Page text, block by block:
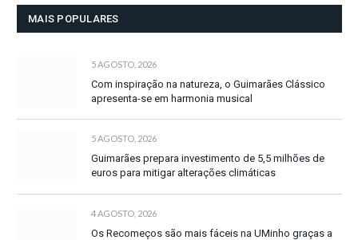
MAIS POPULARES
5 AGOSTO, 2026
Com inspiração na natureza, o Guimarães Clássico
apresenta-se em harmonia musical
5 AGOSTO, 2026
Guimarães prepara investimento de 5,5 milhões de
euros para mitigar alterações climáticas
4 AGOSTO, 2026
Os Recomeços são mais fáceis na UMinho graças a